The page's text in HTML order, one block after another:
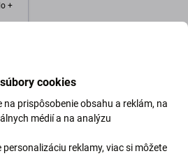
+
cookies
prispôsobenie obsahu a reklám, na
médií a na analýzu
reklamy, viac si môžete